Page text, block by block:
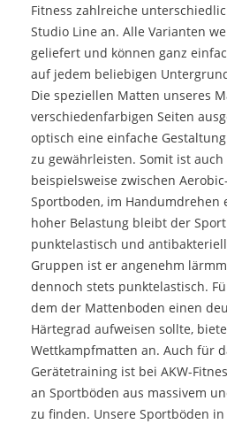
Fitness zahlreiche
Studio Line an. Alle Varianten
geliefert und können ganz
auf jedem beliebigen
Die speziellen Matten unseres
verschiedenfarbigen Seiten
optisch eine einfache
zu gewährleisten. Somit ist auch
beispielsweise zwischen
Sportboden, im Handumdrehen
hoher Belastung bleibt der
punktelastisch und
Gruppen ist er angenehm
dennoch stets punktelastisch.
dem der Mattenboden einen
Härtegrad aufweisen sollte,
Wettkampfmatten an. Auch für
Gerätetraining ist bei AKW-
an Sportböden aus massivem
zu finden. Unsere Sportböden